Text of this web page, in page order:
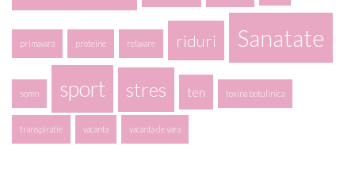
primavara proteine relaxare riduri Sanatate
somn sport stres ten toxina botulinica
transpiratie vacanta vacanta de vara